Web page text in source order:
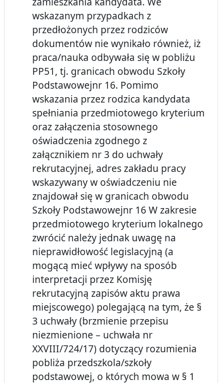
wskazanym przypadkach z
przedłożonych przez rodziców
dokumentów nie wynikało również, iż
praca/nauka odbywała się w pobliżu
PP51, tj. granicach obwodu Szkoły
Podstawowejnr 16. Pomimo
wskazania przez rodzica kandydata
spełniania przedmiotowego kryterium
oraz załączenia stosownego
oświadczenia zgodnego z
załącznikiem nr 3 do uchwały
rekrutacyjnej, adres zakładu pracy
wskazywany w oświadczeniu nie
znajdował się w granicach obwodu
Szkoły Podstawowejnr 16 W zakresie
przedmiotowego kryterium lokalnego
zwrócić należy jednak uwagę na
nieprawidłowość legislacyjną (a
mogącą mieć wpływy na sposób
interpretacji przez Komisję
rekrutacyjną zapisów aktu prawa
miejscowego) polegającą na tym, że §
3 uchwały (brzmienie przepisu
niezmienione – uchwała nr
XXVIII/724/17) dotyczący rozumienia
pobliża przedszkola/szkoły
podstawowej, o których mowa w § 1